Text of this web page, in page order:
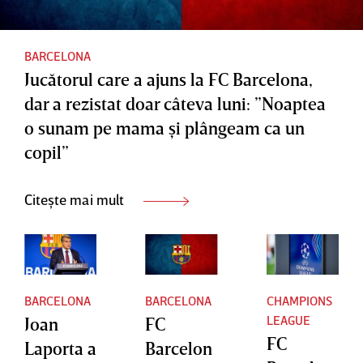
acestuia
Barcelon
a şi Real
Super
Liga
nă
BARCELONA
Jucătorul care a ajuns la FC Barcelona,
dar a rezistat doar câteva luni: ”Noaptea
o sunam pe mama şi plângeam ca un
copil”
Citește mai mult
BARCELONA
Joan
Laporta a
BARCELONA
FC
Barcelon
CHAMPIONS
LEAGUE
FC